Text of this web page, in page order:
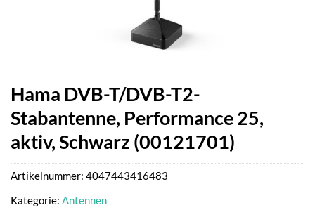
Hama DVB-T/DVB-T2-
Stabantenne, Performance 25,
aktiv, Schwarz (00121701)
Artikelnummer: 4047443416483
Kategorie: Antennen